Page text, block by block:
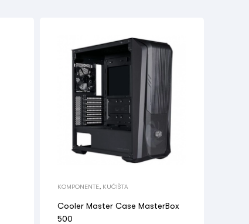
KOMPONENTE, KUĆIŠTA
Cooler Master Case MasterBox
500